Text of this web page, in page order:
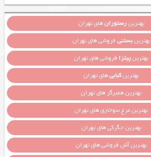
بهترینرستورانهای تهران
بهترینبستنی فروشی های تهران
بهترینپیتزا فروشی های تهران
بهترینکبابیهای تهران
بهترین همبرگر های تهران
بهترین مرغ سوخاری های تهران
بهترین جگرکی های تهران
بهترین آش فروشی های تهران